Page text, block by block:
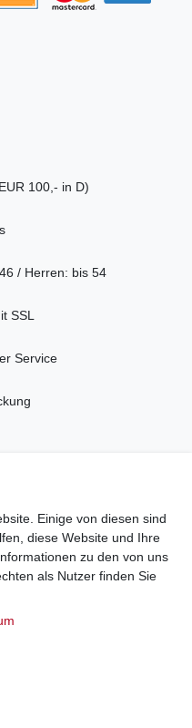
100,- in D)
/ Herren: bis 54
SSL
Service
und 5€ Gutschein
Einige von diesen sind
diese Website und Ihre
zu den von uns
als Nutzer finden Sie